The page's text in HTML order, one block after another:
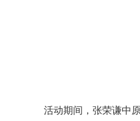
活动期间，张荣谦中